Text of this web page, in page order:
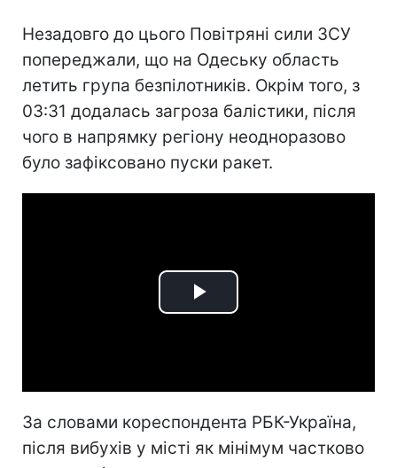
Незадовго до цього Повітряні сили ЗСУ
попереджали, що на Одеську область
летить група безпілотників. Окрім того, з
03:31 додалась загроза балістики, після
чого в напрямку регіону неодноразово
було зафіксовано пуски ракет.
Play
За словами кореспондента РБК-Україна,
після вибухів у місті як мінімум частково